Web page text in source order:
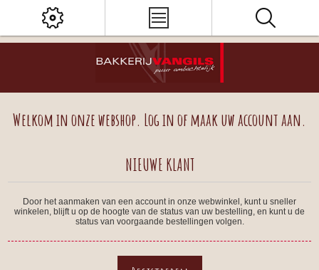
Welkom in onze webshop. Log in of maak uw account aan.
NIEUWE KLANT
Door het aanmaken van een account in onze webwinkel, kunt u sneller
winkelen, blijft u op de hoogte van de status van uw bestelling, en kunt u de
status van voorgaande bestellingen volgen.